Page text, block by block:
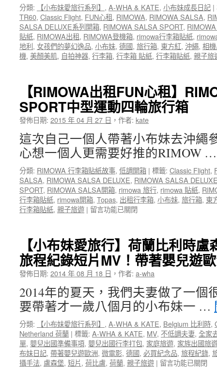
分類: 【小布妹愛旅行系列】 , A-WHA & KATE, 小布妹成長日記 |
TR60, Classic Flight, FUN心租, RIMOWA, RIMOWA SALSA,
SALSA DELUXE系列開箱, RIMOWA SALSA SPORT,
貼紙, RIMOWA出租, RIMOWA登機箱, rimowa行李箱貼紙,
地利, 女孩們的夢幻逸品, 小布妹, 德國, 旅行箱, 東方紅, 沖繩, 相
機, 美顏美肌, 自拍神器, 行李箱, 行李箱 貼紙, 行李箱貼紙, 親子旅
【RIMOWA出租FUN心租】
SPORT中型運動四輪旅行箱
發佈日期: 2015 年 04 月 27 日 ， 作者: kate
這次自己一個人帶著小布妹去沖繩
心想一個人更需要好推的RIMOW
分類: RIMOWA 行李箱貼紙故事, 低調開箱 | 標籤: Classic Flight,
SALSA, RIMOWA SALSA DELUXE, RIMOWA SALSA
SPORT, RIMOWA SALSA開箱, rimowa 旅行, rimowa 貼紙,
行李箱貼紙, rimowa開箱, Topas, 出租行李箱, 小布妹, 旅行箱, 東
行李箱貼紙, 親子旅遊 | 在
租
FUN
心
租】
RIMOWA
SALSA
SPORT
中
型
運
動
四
輪
旅
留言功能已關閉
【小布妹愛旅行】荷蘭比利時
旅程紀錄短片MV！帶著嬰兒遊
發佈日期: 2014 年 08 月 18 日 ， 作者: a-wha
2014年的夏天，我們夫妻做了一個
要帶著才一歲八個月的小布妹一 …
分類: 【小布妹愛旅行系列】 , A-WHA & KATE, Belgium 比利時,
Netherland 荷蘭 | 標籤: A-WHA & KATE, MV, 不低調夫妻, 全家
單, 嬰兒出國準備事項, 嬰兒出國行李打包, 家庭旅遊, 家族出國旅
布妹日記, 帶著嬰兒遊歐洲, 微電影, 德國, 必買紀念品, 旅程紀錄,
攝手法, 盧森堡, 短片, 荷比盧, 荷蘭, 親子旅遊 | 在
留言功能已關閉